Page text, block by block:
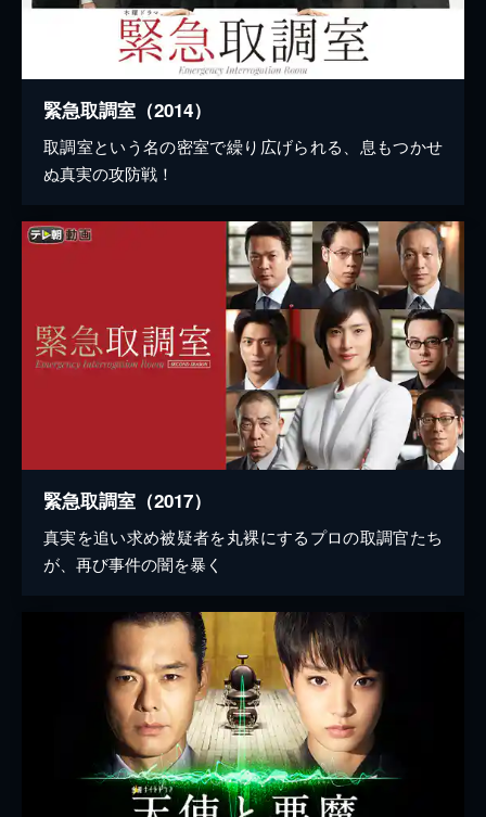
緊急取調室（2014）
取調室という名の密室で繰り広げられる、息もつかせ
ぬ真実の攻防戦！
緊急取調室（2017）
真実を追い求め被疑者を丸裸にするプロの取調官たち
が、再び事件の闇を暴く